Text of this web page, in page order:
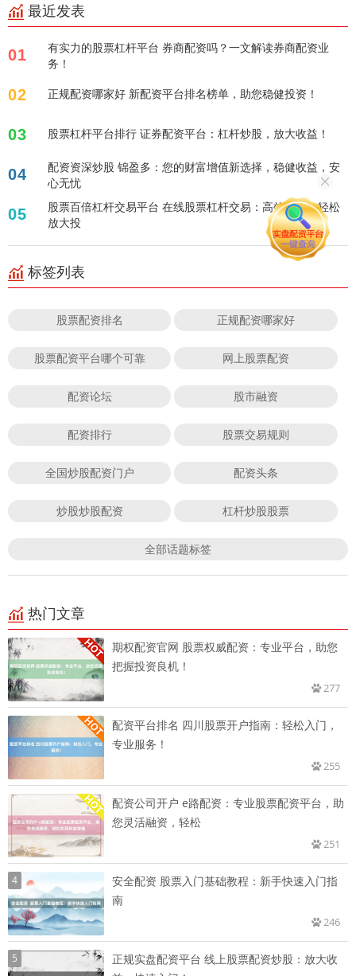
最近发表
01
有实力的股票杠杆平台 券商配资吗？一文解读券商配资业
务！
02 正规配资哪家好 新配资平台排名榜单，助您稳健投资！
03 股票杠杆平台排行 证券配资平台：杠杆炒股，放大收益！
04
配资资深炒股 锦盈多：您的财富增值新选择，稳健收益，安
心无忧
05
股票百倍杠杆交易平台 在线股票杠杆交易：高效策略，轻松
放大投
标签列表
股票配资排名 正规配资哪家好
股票配资平台哪个可靠 网上股票配资
配资论坛 股市融资
配资排行 股票交易规则
全国炒股配资门户 配资头条
炒股炒股配资 杠杆炒股股票
全部话题标签
热门文章
期权配资官网 股票权威配资：专业平台，助您
把握投资良机！
277
配资平台排名 四川股票开户指南：轻松入门，
专业服务！
255
配资公司开户 e路配资：专业股票配资平台，助
您灵活融资，轻松
251
4
安全配资 股票入门基础教程：新手快速入门指
南
246
5
正规实盘配资平台 线上股票配资炒股：放大收